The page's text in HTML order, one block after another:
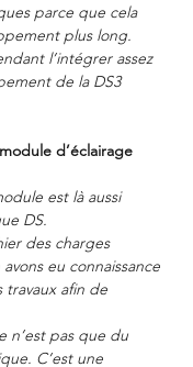
parce que cela
plus long.
l’intégrer assez
de la DS3
d’éclairage
est là aussi
DS.
des charges
eu connaissance
afin de
n’est pas que du
C’est une